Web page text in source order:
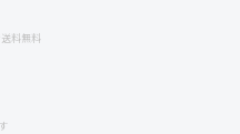
料無料